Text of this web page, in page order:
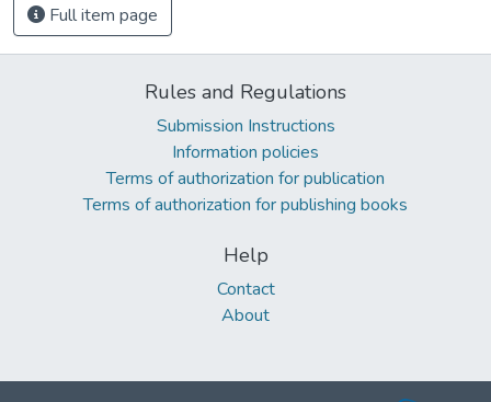
Full item page
Rules and Regulations
Submission Instructions
Information policies
Terms of authorization for publication
Terms of authorization for publishing books
Help
Contact
About